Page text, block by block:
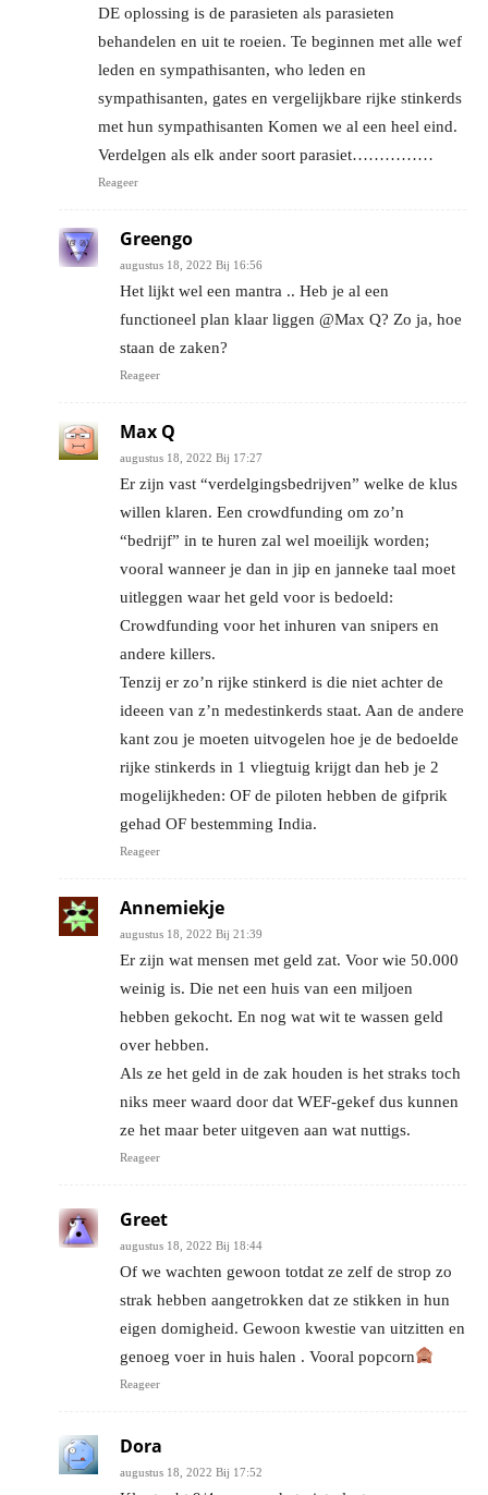
DE oplossing is de parasieten als parasieten
behandelen en uit te roeien. Te beginnen met alle wef
leden en sympathisanten, who leden en
sympathisanten, gates en vergelijkbare rijke stinkerds
met hun sympathisanten Komen we al een heel eind.
Verdelgen als elk ander soort parasiet……………
Reageer
Greengo
augustus 18, 2022 Bij 16:56
Het lijkt wel een mantra .. Heb je al een
functioneel plan klaar liggen @Max Q? Zo ja, hoe
staan de zaken?
Reageer
Max Q
augustus 18, 2022 Bij 17:27
Er zijn vast “verdelgingsbedrijven” welke de klus
willen klaren. Een crowdfunding om zo’n
“bedrijf” in te huren zal wel moeilijk worden;
vooral wanneer je dan in jip en janneke taal moet
uitleggen waar het geld voor is bedoeld:
Crowdfunding voor het inhuren van snipers en
andere killers.
Tenzij er zo’n rijke stinkerd is die niet achter de
ideeen van z’n medestinkerds staat. Aan de andere
kant zou je moeten uitvogelen hoe je de bedoelde
rijke stinkerds in 1 vliegtuig krijgt dan heb je 2
mogelijkheden: OF de piloten hebben de gifprik
gehad OF bestemming India.
Reageer
Annemiekje
augustus 18, 2022 Bij 21:39
Er zijn wat mensen met geld zat. Voor wie 50.000
weinig is. Die net een huis van een miljoen
hebben gekocht. En nog wat wit te wassen geld
over hebben.
Als ze het geld in de zak houden is het straks toch
niks meer waard door dat WEF-gekef dus kunnen
ze het maar beter uitgeven aan wat nuttigs.
Reageer
Greet
augustus 18, 2022 Bij 18:44
Of we wachten gewoon totdat ze zelf de strop zo
strak hebben aangetrokken dat ze stikken in hun
eigen domigheid. Gewoon kwestie van uitzitten en
genoeg voer in huis halen . Vooral popcorn
Reageer
Dora
augustus 18, 2022 Bij 17:52